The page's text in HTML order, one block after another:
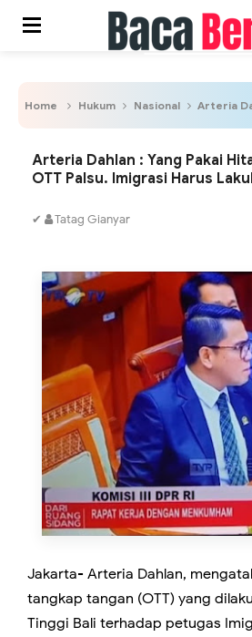
Home Hukum Nasional Arteria Dahlan : Yang Pakai
Arteria Dahlan : Yang Pakai
OTT Palsu. Imigrasi Harus
✔ Tatag Gianyar
Jakarta- Arteria Dahlan,
tangkap tangan (OTT) yang
Tinggi Bali terhadap petugas